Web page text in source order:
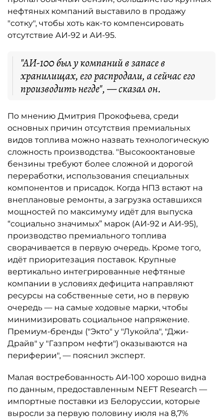
нефтяных компаний выставило в продажу
"сотку", чтобы хоть как-то компенсировать
отсутствие АИ-92 и АИ-95.
"АИ-100 был у компаний в запасе в
хранилищах, его распродали, а сейчас его
производить негде", — сказал он.
По мнению Дмитрия Прокофьева, среди
основных причин отсутствия премиальных
видов топлива можно назвать технологическую
сложность производства. "Высокооктановые
бензины требуют более сложной и дорогой
переработки, использования специальных
компонентов и присадок. Когда НПЗ встают на
внеплановые ремонты, а загрузка оставшихся
мощностей по максимуму идёт для выпуска
“социально значимых” марок (АИ-92 и АИ-95),
производство премиального топлива
сворачивается в первую очередь. Кроме того,
идёт приоритезация поставок. Крупные
вертикально интегрированные нефтяные
компании в условиях дефицита направляют
ресурсы на собственные сети, но в первую
очередь — на самые ходовые марки, чтобы
минимизировать социальное напряжение.
Премиум-бренды ("Экто" у "Лукойла", "Джи-
Драйв" у "Газпром нефти") оказываются на
периферии", — пояснил эксперт.
Малая востребованность АИ-100 хорошо видна
по данным, предоставленным NEFT Research —
импортные поставки из Белоруссии, которые
выросли за первую половину июля на 8,7%